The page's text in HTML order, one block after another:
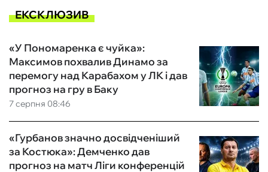
ЕКСКЛЮЗИВ
7 серпня 08:46
«У Пономаренка є чуйка»:
Максимов похвалив Динамо за
перемогу над Карабахом у ЛК і дав
прогноз на гру в Баку
«Гурбанов значно досвідченіший
за Костюка»: Демченко дав
прогноз на матч Ліги конференцій